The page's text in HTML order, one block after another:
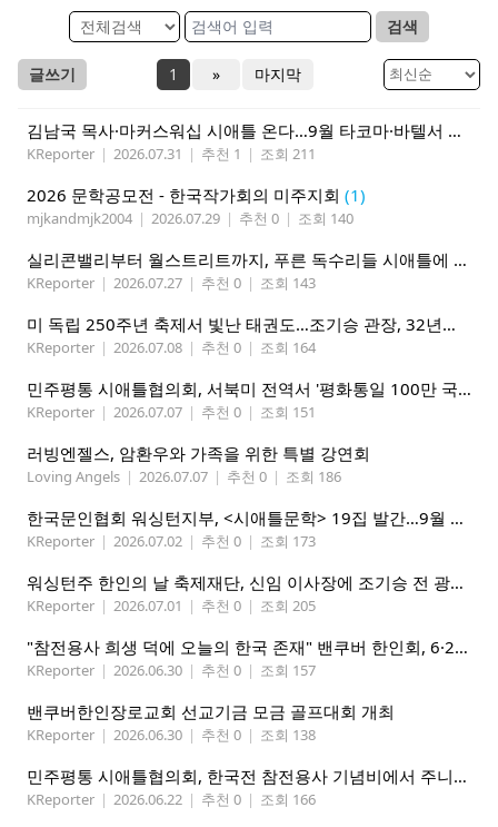
검색
글쓰기 1 » 마지막
김남국 목사·마커스워십 시애틀 온다…9월 타코마·바텔서 연합집회
KReporter | 2026.07.31 | 추천 1 | 조회 211
2026 문학공모전 - 한국작가회의 미주지회 (1)
mjkandmjk2004 | 2026.07.29 | 추천 0 | 조회 140
실리콘밸리부터 월스트리트까지, 푸른 독수리들 시애틀에 모인다
KReporter | 2026.07.27 | 추천 0 | 조회 143
미 독립 250주년 축제서 빛난 태권도…조기승 관장, 32년째 문화외교
KReporter | 2026.07.08 | 추천 0 | 조회 164
민주평통 시애틀협의회, 서북미 전역서 '평화통일 100만 국민인터뷰' 캠페인 전개
KReporter | 2026.07.07 | 추천 0 | 조회 151
러빙엔젤스, 암환우와 가족을 위한 특별 강연회
Loving Angels | 2026.07.07 | 추천 0 | 조회 186
한국문인협회 워싱턴지부, <시애틀문학> 19집 발간…9월 26일 출판기념회
KReporter | 2026.07.02 | 추천 0 | 조회 173
워싱턴주 한인의 날 축제재단, 신임 이사장에 조기승 전 광역시애틀한인회장 추대
KReporter | 2026.07.01 | 추천 0 | 조회 205
"참전용사 희생 덕에 오늘의 한국 존재" 밴쿠버 한인회, 6·25 기념행사 개최
KReporter | 2026.06.30 | 추천 0 | 조회 157
밴쿠버한인장로교회 선교기금 모금 골프대회 개최
KReporter | 2026.06.30 | 추천 0 | 조회 138
민주평통 시애틀협의회, 한국전 참전용사 기념비에서 주니어 평통 첫 대면 임명식 및 워크숍 성황리 개최
KReporter | 2026.06.22 | 추천 0 | 조회 166